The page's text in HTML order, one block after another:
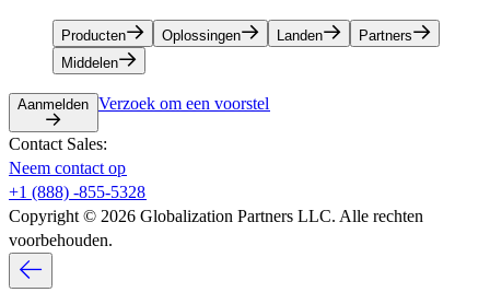
Producten​​ Oplossingen​​ Landen​​
Partners​​
Middelen​​
Aanmelden​​ Verzoek om een voorstel​​
Contact Sales:​​
Neem contact op​​
+1 (888) -855-5328​​
Copyright © 2026 Globalization Partners LLC. Alle rechten
voorbehouden.​​